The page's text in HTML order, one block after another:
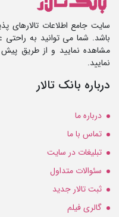
سایت جامع اطلاعات تالارهای
باشد. شما می توانید به
مشاهده نمایید و از طریق پیش
نمایید.
درباره بانک تالار
درباره ما
تماس با ما
تبلیغات در سایت
سئوالات متداول
ثبت تالار جدید
گالری فیلم